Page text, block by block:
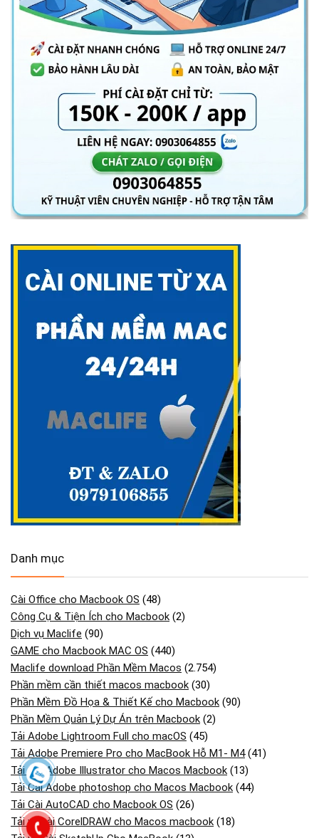
Danh mục
Cài Office cho Macbook OS (48)
Công Cụ & Tiện Ích cho Macbook (2)
Dịch vụ Maclife (90)
GAME cho Macbook MAC OS (440)
Maclife download Phần Mềm Macos (2.754)
Phần mềm cần thiết macos macbook (30)
Phần Mềm Đồ Họa & Thiết Kế cho Macbook (90)
Phần Mềm Quản Lý Dự Án trên Macbook (2)
Tải Adobe Lightroom Full cho macOS (45)
Tải Adobe Premiere Pro cho MacBook Hỗ M1- M4(41)
Tải Cài Adobe Illustrator cho Macos Macbook (13)
Tải Cài Adobe photoshop cho Macos Macbook (44)
Tải Cài AutoCAD cho Macbook OS (26)
Tải và cài CorelDRAW cho Macos macbook (18)